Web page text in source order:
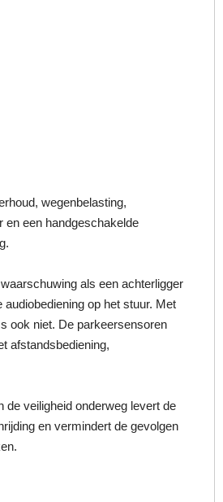
wegenbelasting,
en een handgeschakelde
als een achterligger
op het stuur. Met
ook niet. De parkeersensoren
afstandsbediening,
de veiligheid onderweg levert de
en vermindert de gevolgen